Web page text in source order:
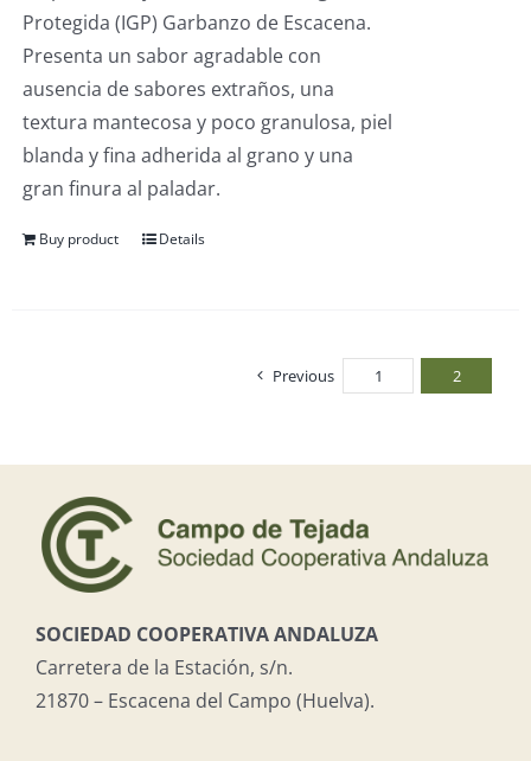
Protegida (IGP) Garbanzo de Escacena.
Presenta un sabor agradable con
ausencia de sabores extraños, una
textura mantecosa y poco granulosa, piel
blanda y fina adherida al grano y una
gran finura al paladar.
Buy product Details
Previous 1 2
SOCIEDAD COOPERATIVA ANDALUZA
Carretera de la Estación, s/n.
21870 – Escacena del Campo (Huelva).